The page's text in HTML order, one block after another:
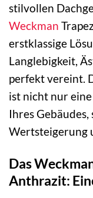
stilvollen
Weckman
erstklassige
Langlebigkeit,
perfekt vereint.
ist nicht nur
Ihres
Wertsteigerung
Das
Anthrazit: